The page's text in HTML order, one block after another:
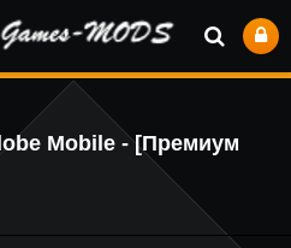
Mobile - [Премиум